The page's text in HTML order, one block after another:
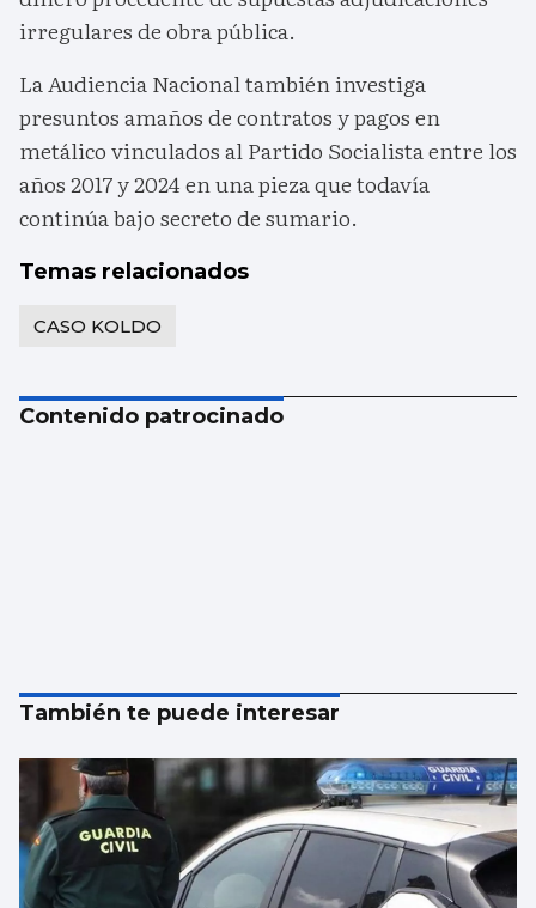
irregulares de obra pública.
La Audiencia Nacional también investiga
presuntos amaños de contratos y pagos en
metálico vinculados al Partido Socialista entre los
años 2017 y 2024 en una pieza que todavía
continúa bajo secreto de sumario.
Temas relacionados
CASO KOLDO
Contenido patrocinado
También te puede interesar